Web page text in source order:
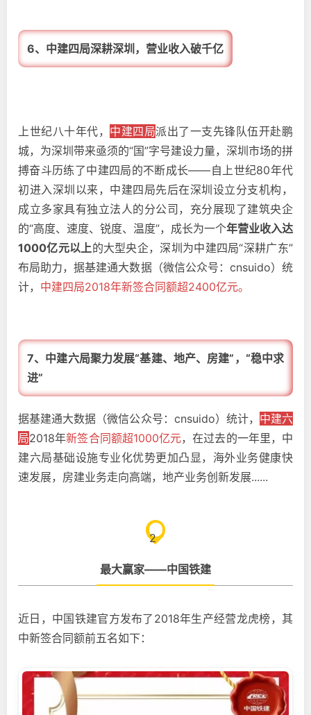
6、中建四局深耕深圳，营业收入破千亿
上世纪八十年代， 中建四局派出了一支先锋队伍开赴鹏
城，为深圳带来亟须的“国”字号建设力量，深圳市场的拼
搏奋斗历练了中建四局的不断成长——自上世纪80年代
初进入深圳以来，中建四局先后在深圳设立分支机构，
成立多家具有独立法人的分公司，充分展现了建筑央企
的“高度、速度、锐度、温度”，成长为一个年营业收入达
1000亿元以上的大型央企，深圳为中建四局“深耕广东”
布局助力，据基建通大数据（微信公众号：cnsuido）统
计， 中建四局2018年新签合同额超2400亿元。
7、中建六局聚力发展“基建、地产、房建”，“稳中求
进”
据基建通大数据（微信公众号：cnsuido）统计， 中建六
局2018年新签合同额超1000亿元，在过去的一年里，中
建六局基础设施专业化优势更加凸显，海外业务健康快
速发展，房建业务走向高端，地产业务创新发展......
2
最大赢家——中国铁建
近日，中国铁建官方发布了2018年生产经营龙虎榜，其
中新签合同额前五名如下：